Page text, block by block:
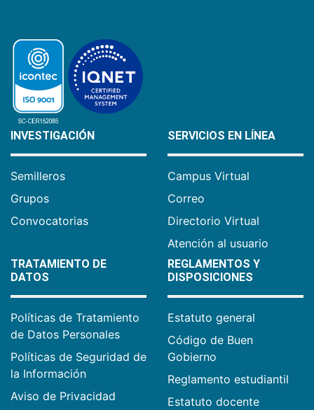
INVESTIGACIÓN
Semilleros
Grupos
Convocatorias
SERVICIOS EN LÍNEA
Campus Virtual
Correo
Directorio Virtual
Atención al usuario
TRATAMIENTO DE
DATOS
Políticas de Tratamiento
de Datos Personales
Políticas de Seguridad de
la Información
Aviso de Privacidad
REGLAMENTOS Y
DISPOSICIONES
Estatuto general
Código de Buen
Gobierno
Reglamento estudiantil
Estatuto docente